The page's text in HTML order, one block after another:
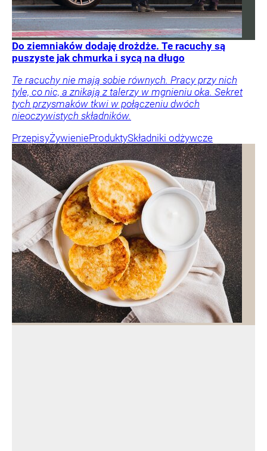
Do ziemniaków dodaję drożdże. Te racuchy są
puszyste jak chmurka i sycą na długo
Te racuchy nie mają sobie równych. Pracy przy nich
tyle, co nic, a znikają z talerzy w mgnieniu oka. Sekret
tych przysmaków tkwi w połączeniu dwóch
nieoczywistych składników.
PrzepisyŻywienieProduktySkładniki odżywcze